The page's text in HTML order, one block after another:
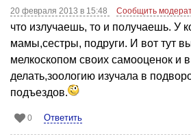
20 февраля 2013 в 15:48 Сообщить
что излучаешь, то и получаешь. У
мамы,сестры, подруги. И вот тут
мелкоскопом своих самооценок и
делать,зоологию изучала в
подъездов.
0 Ответить